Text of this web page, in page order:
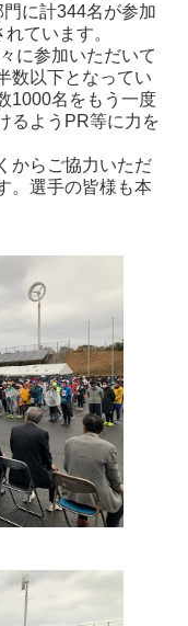
に計344名が参加
ています。
に参加いただいて
数以下となってい
1000名をもう一度
るようPR等に力を
からご協力いただ
。選手の皆様も本